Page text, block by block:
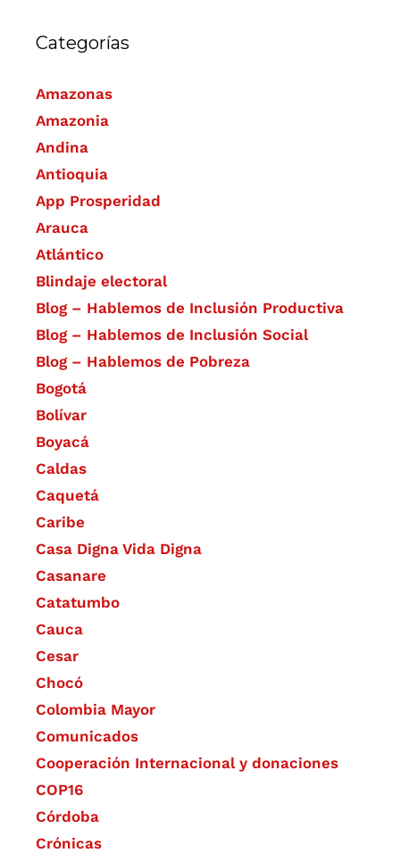
Categorías
Amazonas
Amazonia
Andina
Antioquia
App Prosperidad
Arauca
Atlántico
Blindaje electoral
Blog – Hablemos de Inclusión Productiva
Blog – Hablemos de Inclusión Social
Blog – Hablemos de Pobreza
Bogotá
Bolívar
Boyacá
Caldas
Caquetá
Caribe
Casa Digna Vida Digna
Casanare
Catatumbo
Cauca
Cesar
Chocó
Colombia Mayor
Comunicados
Cooperación Internacional y donaciones
COP16
Córdoba
Crónicas